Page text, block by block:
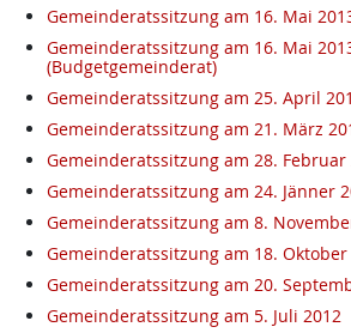
Gemeinderatssitzung am 16. Mai
Gemeinderatssitzung am 16. Mai
(Budgetgemeinderat)
Gemeinderatssitzung am 25. April
Gemeinderatssitzung am 21. März
Gemeinderatssitzung am 28. Februar
Gemeinderatssitzung am 24. Jänner
Gemeinderatssitzung am 8.
Gemeinderatssitzung am 18. Oktober
Gemeinderatssitzung am 20.
Gemeinderatssitzung am 5. Juli 2012